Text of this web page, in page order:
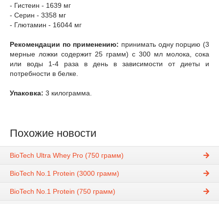
- Гистеин - 1639 мг
- Серин - 3358 мг
- Глютамин - 16044 мг
Рекомендации по применению: принимать одну порцию (3
мерные ложки содержит 25 грамм) с 300 мл молока, сока
или воды 1-4 раза в день в зависимости от диеты и
потребности в белке.
Упаковка: 3 килограмма.
Похожие новости
BioTech Ultra Whey Pro (750 грамм)
BioTech No.1 Protein (3000 грамм)
BioTech No.1 Protein (750 грамм)